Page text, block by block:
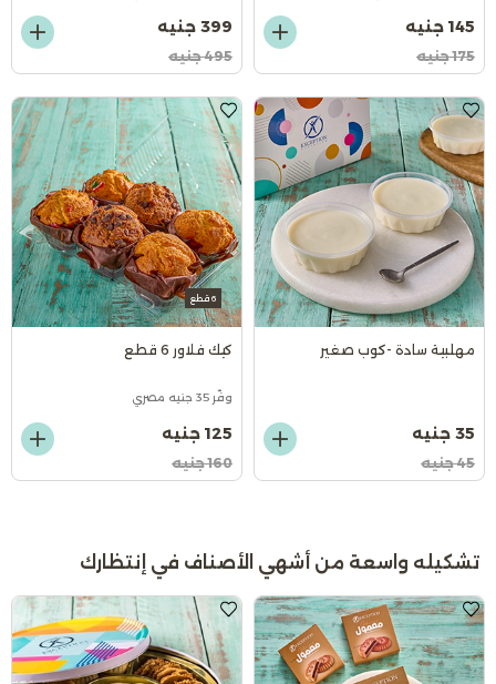
145 جنيه
175 جنيه
399 جنيه
495 جنيه
مهلبية سادة -كوب صغير
35 جنيه
45 جنيه
6 قطع
كيك فلاور 6 قطع
وفّر 35 جنيه مصري
125 جنيه
160 جنيه
تشكيله واسعة من أشهي الأصناف في إنتظارك